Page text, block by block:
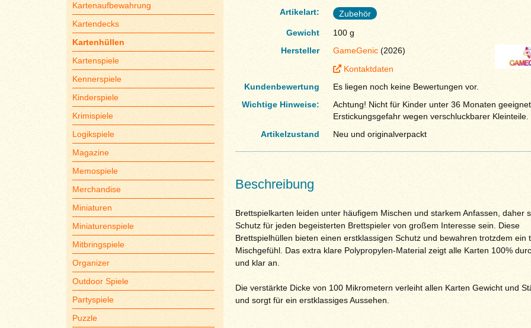
Kartenaufbewahrung
Kartendecks
Kartenhüllen
Kartenspiele
Kennerspiele
Kinderspiele
Krimispiele
Logikspiele
Magazine
Memospiele
Merchandise
Miniaturen
Miniaturenspiele
Mitbringspiele
Organizer
Outdoor Spiele
Partyspiele
Puzzle
Artikelart:
Zubehör
Gewicht
100 g
Hersteller
GameGenic(2026)
Kontaktdaten
Kundenbewertung
Es liegen noch keine Bewertungen vor.
Wichtige Hinweise:
Achtung! Nicht für Kinder unter 36 Monaten
Erstickungsgefahr wegen verschluckbarer Kleinteile.
Artikelzustand
Neu und originalverpackt
Beschreibung
Brettspielkarten leiden unter häufigem Mischen und starkem Anfassen, daher
Schutz für jeden begeisterten Brettspieler von großem Interesse sein. Diese
Brettspielhüllen bieten einen erstklassigen Schutz und bewahren trotzdem ein
Mischgefühl. Das extra klare Polypropylen-Material zeigt alle Karten 100%
und klar an.
Die verstärkte Dicke von 100 Mikrometern verleiht allen Karten Gewicht und
und sorgt für ein erstklassiges Aussehen.